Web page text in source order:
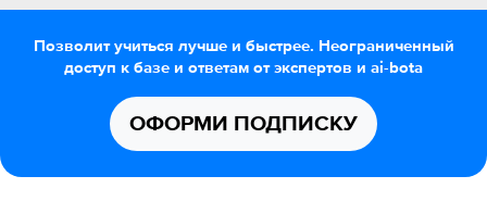
Позволит учиться лучше и быстрее. Неограниченный
доступ к базе и ответам от экспертов и ai-bota
ОФОРМИ ПОДПИСКУ